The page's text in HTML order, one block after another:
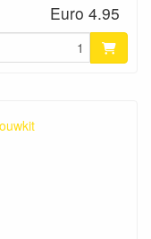
Euro 4.95